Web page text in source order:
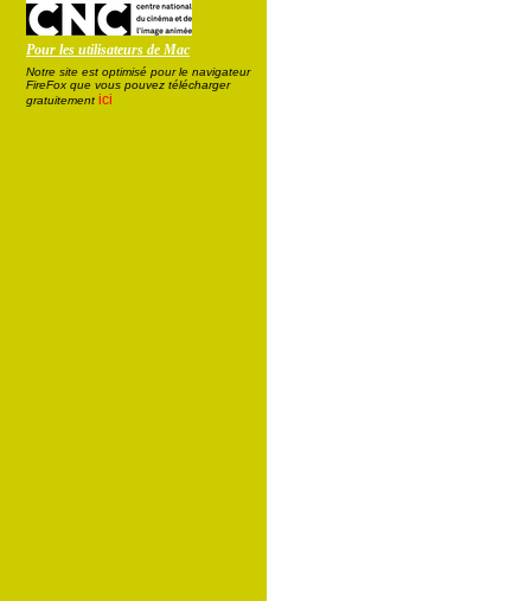
Pour les utilisateurs de Mac
Notre site est optimisé pour le navigateur
FireFox que vous pouvez télécharger
gratuitement ici